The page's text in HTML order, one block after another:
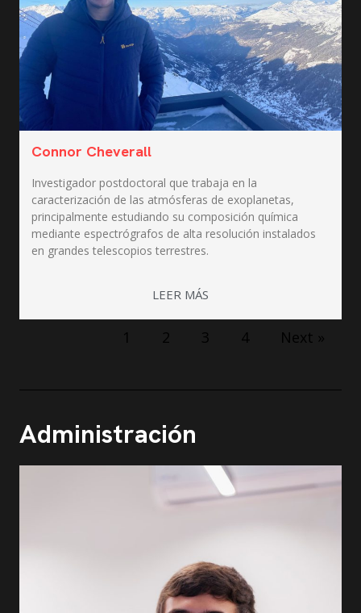
Connor Cheverall
Investigador postdoctoral que trabaja en la
caracterización de las atmósferas de exoplanetas,
principalmente estudiando su composición química
mediante espectrógrafos de alta resolución instalados
en grandes telescopios terrestres.
LEER MÁS
1 2 3 4 Next »
Administración